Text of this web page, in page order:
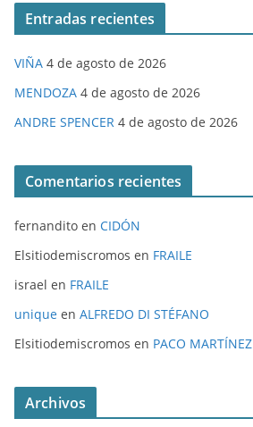
Entradas recientes
VIÑA 4 de agosto de 2026
MENDOZA 4 de agosto de 2026
ANDRE SPENCER 4 de agosto de 2026
Comentarios recientes
fernandito en CIDÓN
Elsitiodemiscromos en FRAILE
israel en FRAILE
unique en ALFREDO DI STÉFANO
Elsitiodemiscromos en PACO MARTÍNEZ
Archivos